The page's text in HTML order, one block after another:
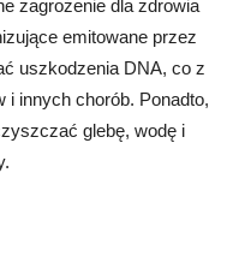
zagrożenie dla zdrowia
emitowane przez
uszkodzenia DNA, co z
i innych chorób. Ponadto,
glebę, wodę i